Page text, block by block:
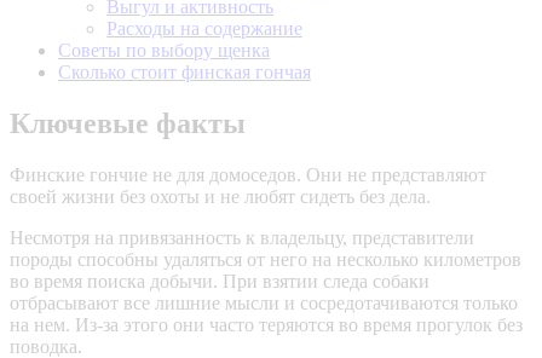
Выгул и активность
Расходы на содержание
Советы по выбору щенка
Сколько стоит финская гончая
Ключевые факты
Финские гончие не для домоседов. Они не представляют
своей жизни без охоты и не любят сидеть без дела.
Несмотря на привязанность к владельцу, представители
породы способны удаляться от него на несколько километров
во время поиска добычи. При взятии следа собаки
отбрасывают все лишние мысли и сосредотачиваются только
на нем. Из-за этого они часто теряются во время прогулок без
поводка.